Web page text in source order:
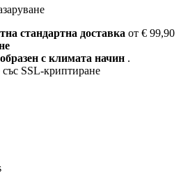
стандартна доставка от € 99,90
с климата начин .
със SSL-криптиране